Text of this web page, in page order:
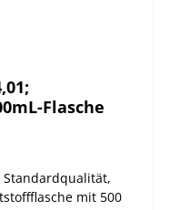
Flasche
mit 500